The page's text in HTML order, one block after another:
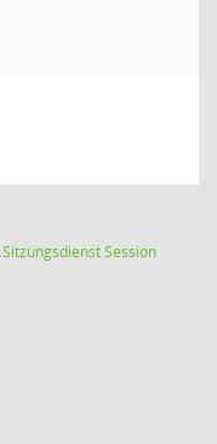
SitzungsdienstSession(Wird in